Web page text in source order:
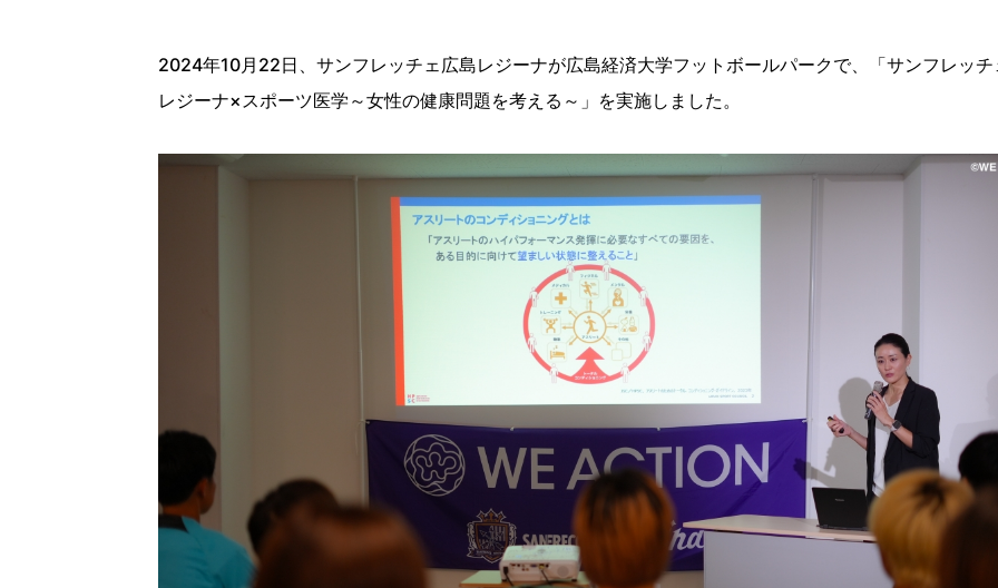
2024年10月22日、サンフレッチェ広島レジーナが広島経済大学フットボールパークで、「サンフレッチ
レジーナ×スポーツ医学～女性の健康問題を考える～」を実施しました。